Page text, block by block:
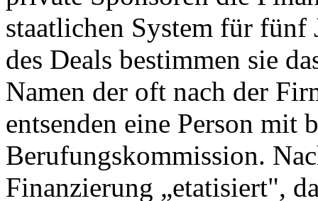
staatlichen System für fünf
des Deals bestimmen sie
Namen der oft nach der
entsenden eine Person mit
Berufungskommission.
Finanzierung „etatisiert",